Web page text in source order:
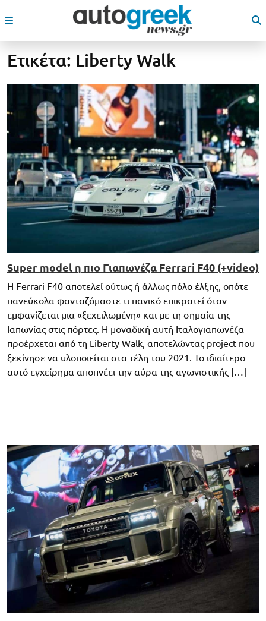
Ετικέτα: Liberty Walk
Super model η πιο Γιαπωνέζα Ferrari F40 (+video)
Η Ferrari F40 αποτελεί ούτως ή άλλως πόλο έλξης, οπότε
πανεύκολα φανταζόμαστε τι πανικό επικρατεί όταν
εμφανίζεται μια «ξεχειλωμένη» και με τη σημαία της
Ιαπωνίας στις πόρτες. Η μοναδική αυτή Ιταλογιαπωνέζα
προέρχεται από τη Liberty Walk, αποτελώντας project που
ξεκίνησε να υλοποιείται στα τέλη του 2021. Το ιδιαίτερο
αυτό εγχείρημα αποπνέει την αύρα της αγωνιστικής […]